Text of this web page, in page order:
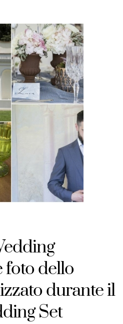
foto dello
durante il
Set